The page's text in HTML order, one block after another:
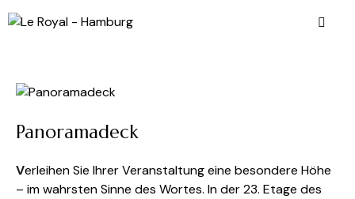
Panoramadeck
Verleihen Sie Ihrer Veranstaltung eine besondere Höhe
– im wahrsten Sinne des Wortes. In der 23. Etage des